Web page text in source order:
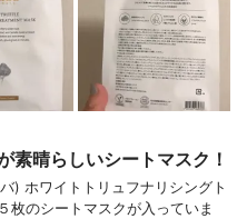
素晴らしいシートマスク！
) ホワイトトリュフナリシングト
枚のシートマスクが入っていま